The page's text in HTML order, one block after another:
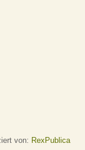
von: RexPublica